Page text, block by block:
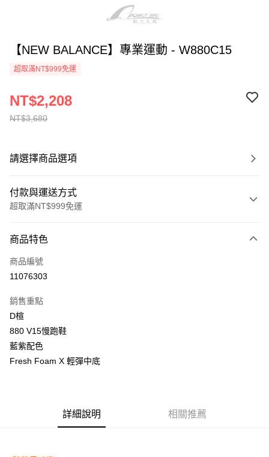
【NEW BALANCE】專業運動 - W880C15
超取滿NT$999免運
NT$3,680
NT$2,208
請選擇商品選項
付款與運送方式
超取滿NT$999免運
信用卡一次付款
超商取貨付款
Apple Pay
街口支付
悠遊付
【關於「AFTEE先享後付」】
AFTEE先享後付是「在收到商品之後才付款」的支付方式。 讓您購物簡單
商品特色
商品編號
11076303
銷售重點
D楦
880 V15慢跑鞋
藍紫配色
Fresh Foam X 輕彈中底
詳細說明 相關推薦